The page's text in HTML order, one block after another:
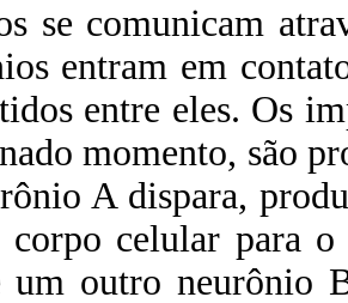
se comunicam
entram em
entre eles. Os
momento, são
A dispara,
celular para o
um outro neurônio